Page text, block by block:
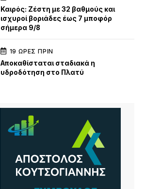
Καιρός: Ζέστη με 32 βαθμούς και
ισχυροί βοριάδες έως 7 μποφόρ
σήμερα 9/8
19 ΏΡΕΣ ΠΡΙΝ
Αποκαθίσταται σταδιακά η
υδροδότηση στο Πλατύ